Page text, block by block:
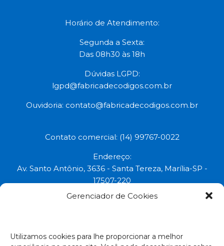
Gerenciador de Cookies
Utilizamos cookies para lhe proporcionar a melhor
Horário de Atendimento:
Segunda a Sexta:
Das 08h30 às 18h
Dúvidas LGPD:
lgpd@fabricadecodigos.com.br
Ouvidoria: contato@fabricadecodigos.com.br
Contato comercial: (14) 99767-0022
Endereço:
Av. Santo Antônio, 3636 - Santa Tereza, Marília-SP -
17507-220
Todos os direitos reservados © 2023.